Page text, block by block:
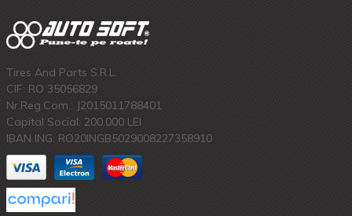
Tires And Parts S.R.L.
CIF: RO 35056829
Nr.Reg.Com.: J2015011788401
Capital Social: 200.000 LEI
IBAN ING: RO20INGB5029008227358910